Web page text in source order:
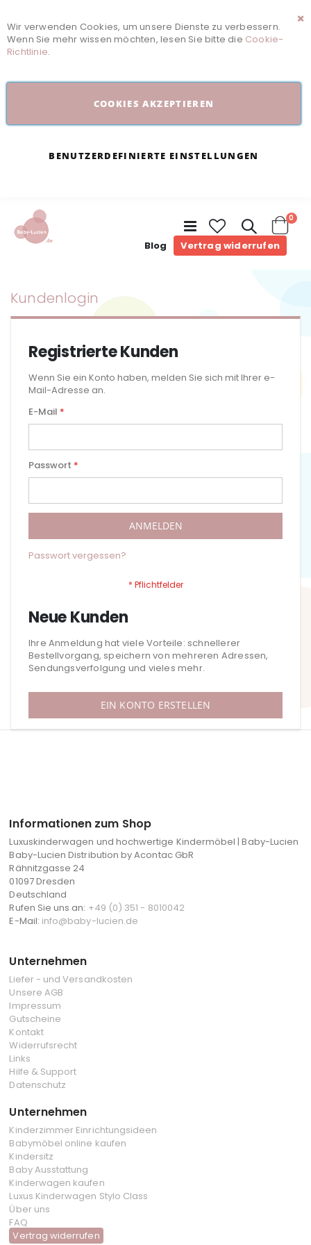
Wir verwenden Cookies, um unsere Dienste zu verbessern.
Wenn Sie mehr wissen möchten, lesen Sie bitte die Cookie-
Richtlinie.
COOKIES AKZEPTIEREN
BENUTZERDEFINIERTE EINSTELLUNGEN
Navigation
umschalten
Blog Vertrag widerrufenCart
0
Kundenlogin
Registrierte Kunden
Wenn Sie ein Konto haben, melden Sie sich mit Ihrer e-
Mail-Adresse an.
E-Mail
Passwort
ANMELDEN
Passwort vergessen?
Neue Kunden
Ihre Anmeldung hat viele Vorteile: schnellerer
Bestellvorgang, speichern von mehreren Adressen,
Sendungsverfolgung und vieles mehr.
EIN KONTO ERSTELLEN
Informationen zum Shop
Luxuskinderwagen und hochwertige Kindermöbel | Baby-Lucien
Baby-Lucien Distribution by Acontac GbR
Rähnitzgasse 24
01097 Dresden
Deutschland
Rufen Sie uns an: +49 (0) 351 - 8010042
E-Mail: info@baby-lucien.de
Unternehmen
Liefer - und Versandkosten
Unsere AGB
Impressum
Gutscheine
Kontakt
Widerrufsrecht
Links
Hilfe & Support
Datenschutz
Unternehmen
Kinderzimmer Einrichtungsideen
Babymöbel online kaufen
Kindersitz
Baby Ausstattung
Kinderwagen kaufen
Luxus Kinderwagen Stylo Class
Über uns
FAQ
Vertrag widerrufen